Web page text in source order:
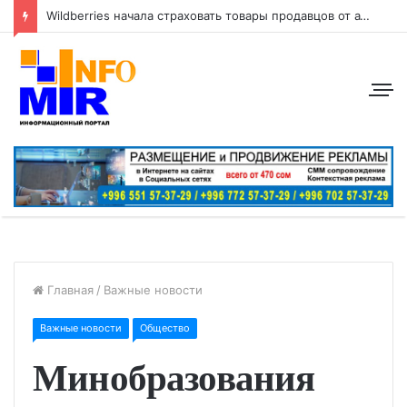
Wildberries начала страховать товары продавцов от атак беспилотников
Главная / Важные новости
Важные новости Общество
Минобразования